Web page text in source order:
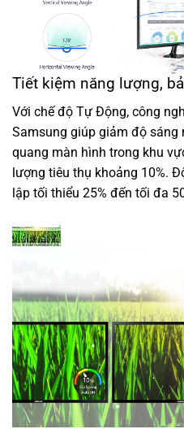
Tiết kiệm năng lượng,
Với chế độ Tự Động, công
Samsung giúp giảm độ
quang màn hình trong khu
lượng tiêu thụ khoảng 10%.
lập tối thiểu 25% đến tối đa